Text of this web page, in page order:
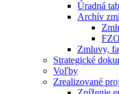
Úradná
Archív
FZO
Zmluvy,
Strategické
Voľby
Zrealizované